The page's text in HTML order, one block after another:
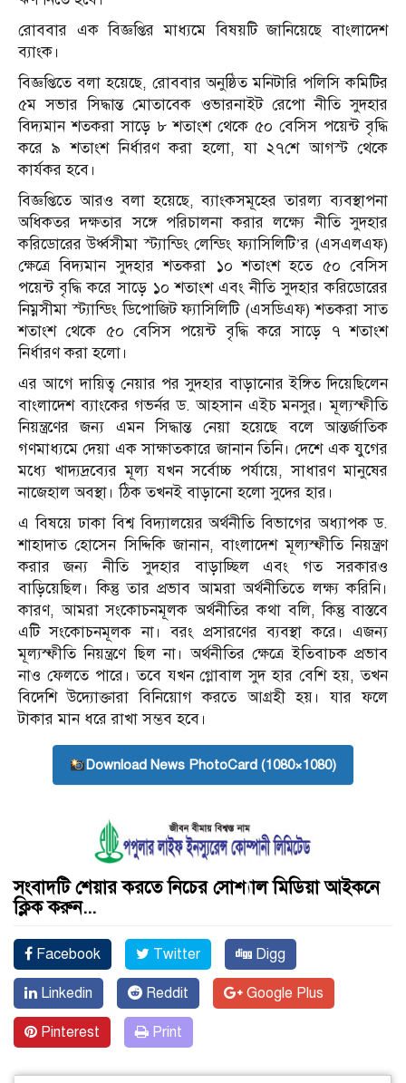
রোববার এক বিজ্ঞপ্তির মাধ্যমে বিষয়টি জানিয়েছে বাংলাদেশ
ব্যাংক।
বিজ্ঞপ্তিতে বলা হয়েছে, রোববার অনুষ্ঠিত মনিটারি পলিসি কমিটির
৫ম সভার সিদ্ধান্ত মোতাবেক ওভারনাইট রেপো নীতি সুদহার
বিদ্যমান শতকরা সাড়ে ৮ শতাংশ থেকে ৫০ বেসিস পয়েন্ট বৃদ্ধি
করে ৯ শতাংশ নির্ধারণ করা হলো, যা ২৭শে আগস্ট থেকে
কার্যকর হবে।
বিজ্ঞপ্তিতে আরও বলা হয়েছে, ব্যাংকসমূহের তারল্য ব্যবস্থাপনা
অধিকতর দক্ষতার সঙ্গে পরিচালনা করার লক্ষ্যে নীতি সুদহার
করিডোরের উর্ধ্বসীমা স্ট্যান্ডিং লেন্ডিং ফ্যাসিলিটি’র (এসএলএফ)
ক্ষেত্রে বিদ্যমান সুদহার শতকরা ১০ শতাংশ হতে ৫০ বেসিস
পয়েন্ট বৃদ্ধি করে সাড়ে ১০ শতাংশ এবং নীতি সুদহার করিডোরের
নিম্নসীমা স্ট্যান্ডিং ডিপোজিট ফ্যাসিলিটি (এসডিএফ) শতকরা সাত
শতাংশ থেকে ৫০ বেসিস পয়েন্ট বৃদ্ধি করে সাড়ে ৭ শতাংশ
নির্ধারণ করা হলো।
এর আগে দায়িত্ব নেয়ার পর সুদহার বাড়ানোর ইঙ্গিত দিয়েছিলেন
বাংলাদেশ ব্যাংকের গভর্নর ড. আহসান এইচ মনসুর। মূল্যস্ফীতি
নিয়ন্ত্রণের জন্য এমন সিদ্ধান্ত নেয়া হয়েছে বলে আন্তর্জাতিক
গণমাধ্যমে দেয়া এক সাক্ষাতকারে জানান তিনি। দেশে এক যুগের
মধ্যে খাদ্যদ্রব্যের মূল্য যখন সর্বোচ্চ পর্যায়ে, সাধারণ মানুষের
নাজেহাল অবস্থা। ঠিক তখনই বাড়ানো হলো সুদের হার।
এ বিষয়ে ঢাকা বিশ্ব বিদ্যালয়ের অর্থনীতি বিভাগের অধ্যাপক ড.
শাহাদাত হোসেন সিদ্দিকি জানান, বাংলাদেশ মূল্যস্ফীতি নিয়ন্ত্রণ
করার জন্য নীতি সুদহার বাড়াচ্ছিল এবং গত সরকারও
বাড়িয়েছিল। কিন্তু তার প্রভাব আমরা অর্থনীতিতে লক্ষ্য করিনি।
কারণ, আমরা সংকোচনমূলক অর্থনীতির কথা বলি, কিন্তু বাস্তবে
এটি সংকোচনমূলক না। বরং প্রসারণের ব্যবস্থা করে। এজন্য
মূল্যস্ফীতি নিয়ন্ত্রণে ছিল না। অর্থনীতির ক্ষেত্রে ইতিবাচক প্রভাব
নাও ফেলতে পারে। তবে যখন গ্লোবাল সুদ হার বেশি হয়, তখন
বিদেশি উদ্যোক্তারা বিনিয়োগ করতে আগ্রহী হয়। যার ফলে
টাকার মান ধরে রাখা সম্ভব হবে।
Download News PhotoCard (1080×1080)
সংবাদটি শেয়ার করতে নিচের সোশ্যাল মিডিয়া আইকনে
ক্লিক করুন...
Facebook Twitter Digg
Linkedin Reddit Google Plus
Pinterest Print